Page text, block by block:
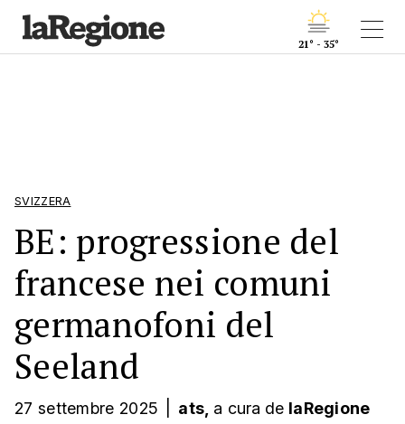
21° - 35°
SVIZZERA
BE: progressione del
francese nei comuni
germanofoni del
Seeland
27 settembre 2025 ats, a cura de laRegione